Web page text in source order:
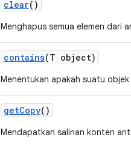
clear()
Menghapus semua elemen dari
contains(T object)
Menentukan apakah suatu
getCopy()
Mendapatkan salinan konten